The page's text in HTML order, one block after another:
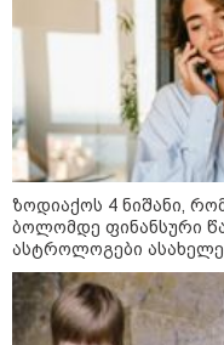
ზოდიაქოს 4 ნიშანი,
ბოლომდე ფინანსური
ასტროლოგები